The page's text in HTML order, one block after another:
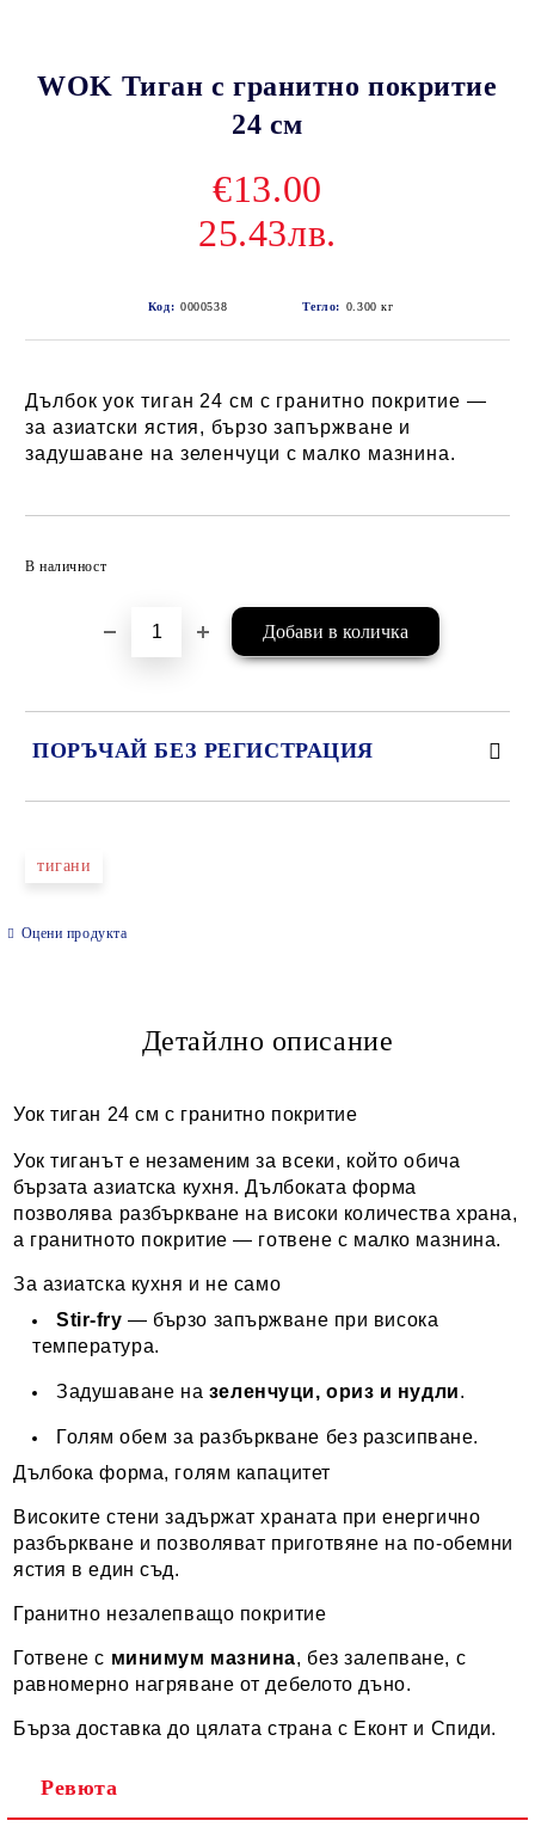
WOK Тиган с гранитно покритие
24 см
€13.00
25.43лв.
Код: 0000538 Тегло: 0.300 кг
Дълбок уок тиган 24 см с гранитно покритие —
за азиатски ястия, бързо запържване и
задушаване на зеленчуци с малко мазнина.
В наличност
ПОРЪЧАЙ БЕЗ РЕГИСТРАЦИЯ
Ние ще се свържем с вас в рамките на работния ден.
тигани
Оцени продукта
Детайлно описание
Уок тиган 24 см с гранитно покритие
Уок тиганът е незаменим за всеки, който обича
бързата азиатска кухня. Дълбоката форма
позволява разбъркване на високи количества храна,
а гранитното покритие — готвене с малко мазнина.
За азиатска кухня и не само
Stir-fry — бързо запържване при висока
температура.
Задушаване на зеленчуци, ориз и нудли.
Голям обем за разбъркване без разсипване.
Дълбока форма, голям капацитет
Високите стени задържат храната при енергично
разбъркване и позволяват приготвяне на по-обемни
ястия в един съд.
Гранитно незалепващо покритие
Готвене с минимум мазнина, без залепване, с
равномерно нагряване от дебелото дъно.
Бърза доставка до цялата страна с Еконт и Спиди.
Ревюта